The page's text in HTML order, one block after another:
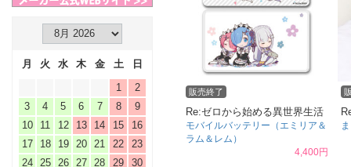
販売終了
Re:ゼロから始める異世界生活
モバイルバッテリー（エミリア＆
ラム＆レム）
4,400円
月 火 水 木 金 土
日
1
2
3
4 5 6 7 8
9
10
11 12 13 14 15
16
17
18 19 20 21 22
23
24
25 26 27 28 29
30